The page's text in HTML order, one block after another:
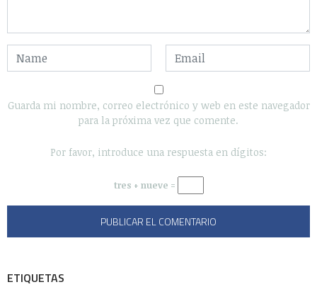
Guarda mi nombre, correo electrónico y web en este navegador
para la próxima vez que comente.
Por favor, introduce una respuesta en dígitos:
tres + nueve =
ETIQUETAS